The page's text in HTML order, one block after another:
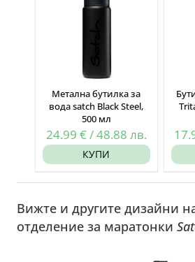
Метална бутилка за
вода satch Black Steel,
500 мл
24.99 € /48.88 лв.
КУПИ
Вижте и другите дизайни
отделение за маратонки